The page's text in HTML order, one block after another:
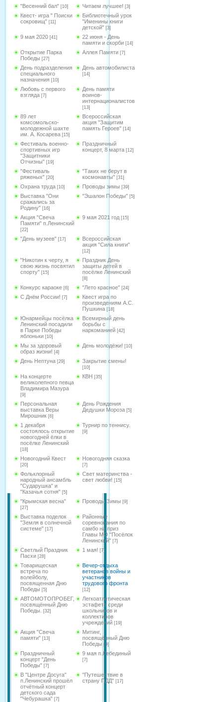
"Весенний бал" [10] Читаем лучшее! [3]
Квест- игра " Поиски
сокровищ" [11]
Библиотечный урок
"Именины книги
детской" [3]
9 мая 2020 [41]
22 июня - День
памяти и скорби [14]
Открытие Парка
Победы [27]
Аллея Памяти [7]
День подразделения
специального
назначения [10]
День автомобилиста
[14]
Любовь с первого
взгляда [7]
День памяти
воинов-
интернационалистов
[13]
89 лет
комсомольско-
молодежной шахте
им. А. Косарева [15]
Всероссийская
акция "Защитим
память Героев" [14]
Фестиваль военно-
спортивных игр
"Защитники
Отчизны" [19]
Праздничный
концерт, 8 марта [12]
"Фестиваль
ряженых" [20]
"Таких не берут в
космонавты" [31]
Охрана труда [10] Проводы зимы [39]
Выставка "Они
сражались за
Родину" [16]
"Эшалон Победы" [5]
Акция "Свеча
Памяти" п.Ленинский
[22]
9 мая 2021 год [15]
"День музеев" [17]
Всероссийская
акция "Сила книги"
[12]
"Никотин к черту, я
свою жизнь посвятил
спорту" [15]
Праздник День
защиты детей в
посёлке Ленинский
[8]
Конкурс караоке [6] "Лето красное" [24]
С Днём России! [7]
Квест игра по
произведениям А.С.
Пушкина [18]
Юнармейцы посёлка
Ленинский посадили
в Парке Победы
яблоньки [10]
Всемирный день
борьбы с
наркоманией [42]
Мы за здоровый
образ жизни! [4]
День молодёжи! [10]
День Нептуна [29] Закрытие смены!
[10]
На концерте
великолепного певца
Владимира Мазура
[9]
КВН [35]
Персональная
выставка Веры
Мирошник [6]
День Рождения
Дедушки Мороза [5]
1 декабря
состоялось открытие
новогодней ёлки в
посёлке Ленинский
[18]
Турнир по теннису.
[9]
Новогодний Квест
[20]
Новогодняя сказка
[7]
Фольклорный
народный ансамбль
"Сударушка" и
"Казачья сотня" [5]
Свет материнства -
свет любви! [15]
"Крымская весна"
[27]
Проводы Зимы [9]
Выставка поделок
"Земля в солнечной
системе" [17]
Районные
соревнования по
самбо на приз
Главы МО "Посёлок
Ленинский" [7]
Светлый Праздник
Пасхи [28]
1 мая! [7]
Товарищеская
встреча по
волейболу,
посвященная Дню
Победы [5]
Вечер-отдыха
ветеранов войны и
участников
трудового фронта
[12]
АВТОМОТОПРОБЕГ,
посвящённый Дню
Победы.
[32]
Легкоатлетическая
эстафета среди
школьников и
коллективов
учреждений [19]
Акция "Свеча
памяти" [13]
Митинг,
посвящённый Дню
Победы [9]
Праздничный
концерт "День
Победы" [7]
9 мая п.Лебединый
[7]
В "Центре Досуга"
п.Ленинский прошёл
отчётный концерт
детского сада
"Чебурашка" [7]
"Путешествие в
страну ПДД" [17]